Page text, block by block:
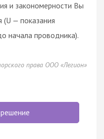
и закономерности Вы
(U — показания
начала проводника).
права ООО «Легион»